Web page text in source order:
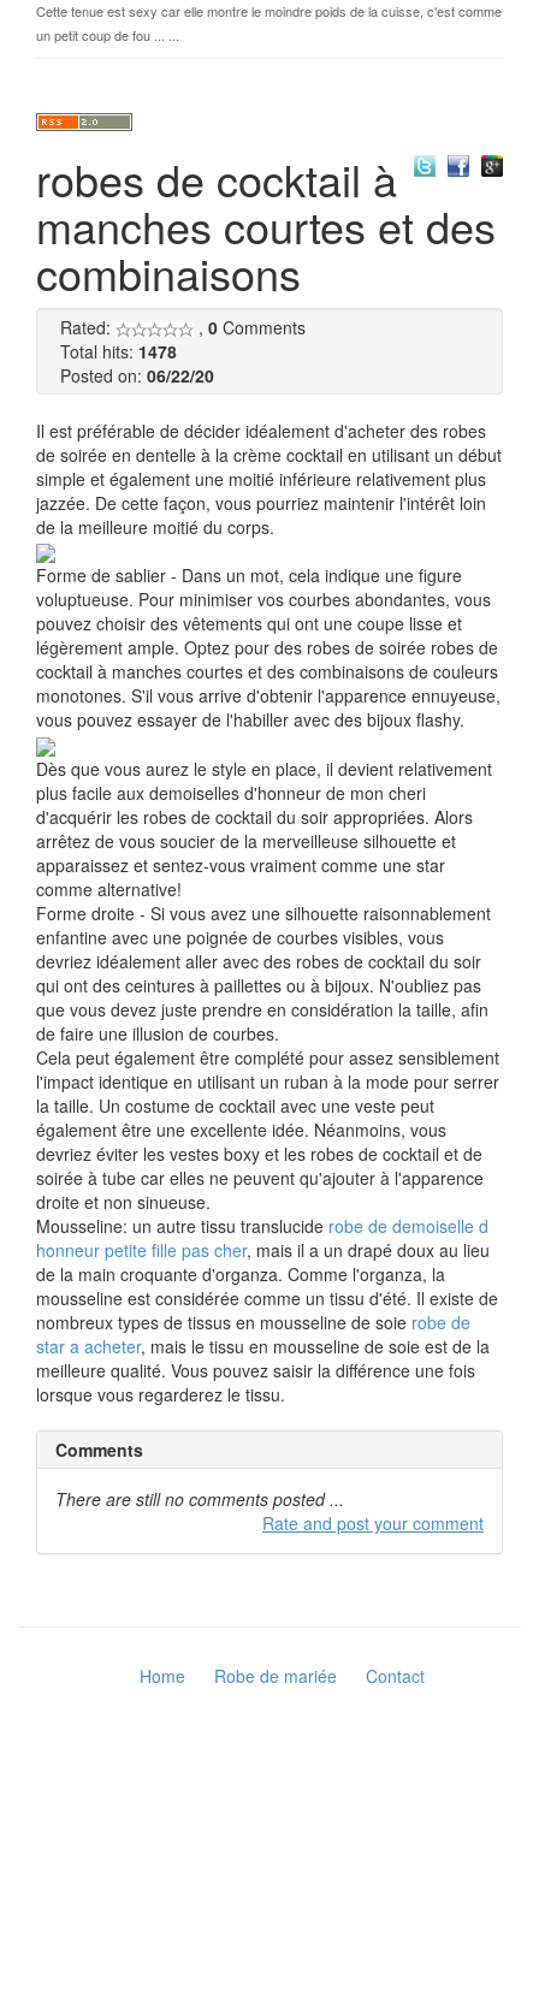
Cette tenue est sexy car elle montre le moindre poids de la cuisse, c'est comme
un petit coup de fou ... ...
robes de cocktail à
manches courtes et des
combinaisons
Rated: , 0 Comments
Total hits: 1478
Posted on: 06/22/20
Il est préférable de décider idéalement d'acheter des robes
de soirée en dentelle à la crème cocktail en utilisant un début
simple et également une moitié inférieure relativement plus
jazzée. De cette façon, vous pourriez maintenir l'intérêt loin
de la meilleure moitié du corps.
Forme de sablier - Dans un mot, cela indique une figure
voluptueuse. Pour minimiser vos courbes abondantes, vous
pouvez choisir des vêtements qui ont une coupe lisse et
légèrement ample. Optez pour des robes de soirée robes de
cocktail à manches courtes et des combinaisons de couleurs
monotones. S'il vous arrive d'obtenir l'apparence ennuyeuse,
vous pouvez essayer de l'habiller avec des bijoux flashy.
Dès que vous aurez le style en place, il devient relativement
plus facile aux demoiselles d'honneur de mon cheri
d'acquérir les robes de cocktail du soir appropriées. Alors
arrêtez de vous soucier de la merveilleuse silhouette et
apparaissez et sentez-vous vraiment comme une star
comme alternative!
Forme droite - Si vous avez une silhouette raisonnablement
enfantine avec une poignée de courbes visibles, vous
devriez idéalement aller avec des robes de cocktail du soir
qui ont des ceintures à paillettes ou à bijoux. N'oubliez pas
que vous devez juste prendre en considération la taille, afin
de faire une illusion de courbes.
Cela peut également être complété pour assez sensiblement
l'impact identique en utilisant un ruban à la mode pour serrer
la taille. Un costume de cocktail avec une veste peut
également être une excellente idée. Néanmoins, vous
devriez éviter les vestes boxy et les robes de cocktail et de
soirée à tube car elles ne peuvent qu'ajouter à l'apparence
droite et non sinueuse.
Mousseline: un autre tissu translucide robe de demoiselle d
honneur petite fille pas cher, mais il a un drapé doux au lieu
de la main croquante d'organza. Comme l'organza, la
mousseline est considérée comme un tissu d'été. Il existe de
nombreux types de tissus en mousseline de soie robe de
star a acheter, mais le tissu en mousseline de soie est de la
meilleure qualité. Vous pouvez saisir la différence une fois
lorsque vous regarderez le tissu.
Comments
There are still no comments posted ...
Rate and post your comment
Home Robe de mariée Contact